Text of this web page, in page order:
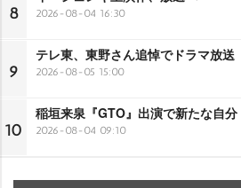
8 2026-08-04 16:30
9
テレ東、東野さん追悼でドラマ放送
2026-08-05 15:00
10
稲垣来泉『GTO』出演で新たな自分
2026-08-04 09:10